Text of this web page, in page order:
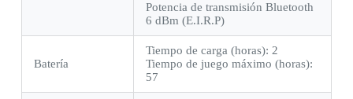
Potencia de transmisión Bluetooth
6 dBm (E.I.R.P)
Batería
Tiempo de carga (horas): 2
Tiempo de juego máximo (horas):
57